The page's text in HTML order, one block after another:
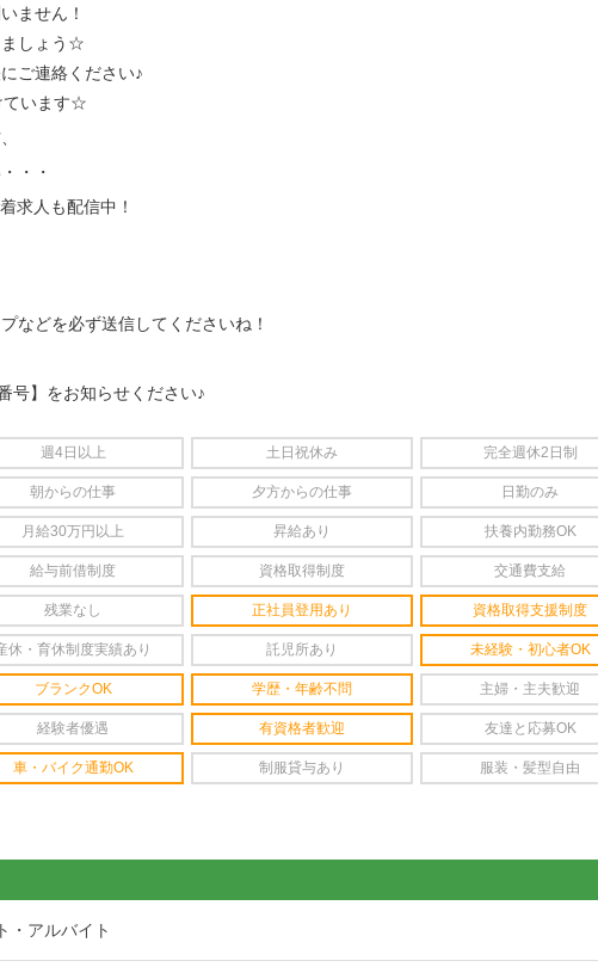
ません！
ましょう☆
ご連絡ください♪
ています☆
・・
求人も配信中！
などを必ず送信してくださいね！
号】をお知らせください♪
週4日以上 土日祝休み 完全週休2日制
朝からの仕事 夕方からの仕事 日勤のみ
月給30万円以上 昇給あり 扶養内勤務OK
給与前借制度 資格取得制度 交通費支給
残業なし 正社員登用あり 資格取得支援制度
休・育休制度実績あり 託児所あり 未経験・初心者OK
ブランクOK 学歴・年齢不問 主婦・主夫歓迎
経験者優遇 有資格者歓迎 友達と応募OK
車・バイク通勤OK 制服貸与あり 服装・髪型自由
・アルバイト